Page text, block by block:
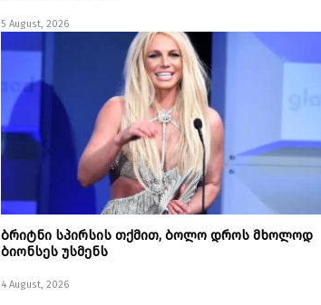
5 August, 2026
ბრიტნი სპირსის თქმით, ბოლო დროს მხოლოდ
ბიონსეს უსმენს
4 August, 2026